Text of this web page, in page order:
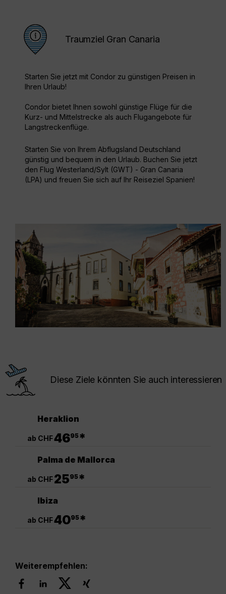
Traumziel Gran Canaria
Starten Sie jetzt mit Condor zu günstigen Preisen in
Ihren Urlaub!
Condor bietet Ihnen sowohl günstige Flüge für die
Kurz- und Mittelstrecke als auch Flugangebote für
Langstreckenflüge.
Starten Sie von Ihrem Abflugsland Deutschland
günstig und bequem in den Urlaub. Buchen Sie jetzt
den Flug Westerland/Sylt (GWT) - Gran Canaria
(LPA) und freuen Sie sich auf Ihr Reiseziel Spanien!
Diese Ziele könnten Sie auch interessieren
Heraklion
ab CHF4695*
Palma de Mallorca
ab CHF2595*
Ibiza
ab CHF4095*
Weiterempfehlen: